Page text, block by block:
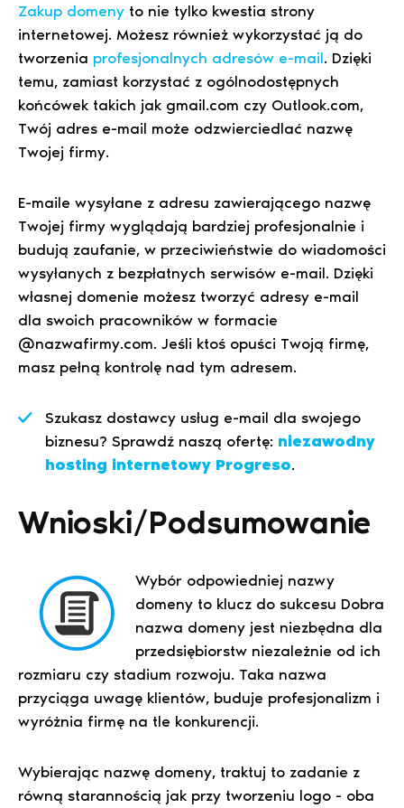
Zakup domeny to nie tylko kwestia strony
internetowej. Możesz również wykorzystać ją do
tworzenia profesjonalnych adresów e-mail. Dzięki
temu, zamiast korzystać z ogólnodostępnych
końcówek takich jak gmail.com czy Outlook.com,
Twój adres e-mail może odzwierciedlać nazwę
Twojej firmy.
E-maile wysyłane z adresu zawierającego nazwę
Twojej firmy wyglądają bardziej profesjonalnie i
budują zaufanie, w przeciwieństwie do wiadomości
wysyłanych z bezpłatnych serwisów e-mail. Dzięki
własnej domenie możesz tworzyć adresy e-mail
dla swoich pracowników w formacie
@nazwafirmy.com. Jeśli ktoś opuści Twoją firmę,
masz pełną kontrolę nad tym adresem.
Szukasz dostawcy usług e-mail dla swojego
biznesu? Sprawdź naszą ofertę: niezawodny
hosting internetowy Progreso.
Wnioski/Podsumowanie
Wybór odpowiedniej nazwy
domeny to klucz do sukcesu Dobra
nazwa domeny jest niezbędna dla
przedsiębiorstw niezależnie od ich
rozmiaru czy stadium rozwoju. Taka nazwa
przyciąga uwagę klientów, buduje profesjonalizm i
wyróżnia firmę na tle konkurencji.
Wybierając nazwę domeny, traktuj to zadanie z
równą starannością jak przy tworzeniu logo - oba